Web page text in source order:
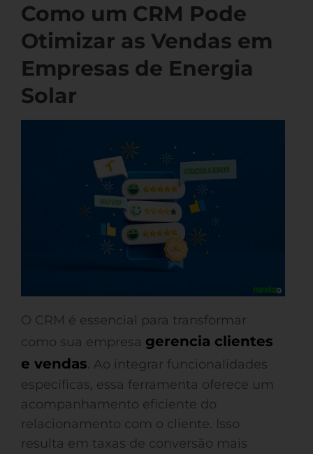
Como um CRM Pode
Otimizar as Vendas em
Empresas de Energia
Solar
O CRM é essencial para transformar
como sua empresa gerencia clientes
e vendas. Ao integrar funcionalidades
específicas, essa ferramenta oferece um
acompanhamento eficiente do
relacionamento com o cliente. Isso
resulta em taxas de conversão mais